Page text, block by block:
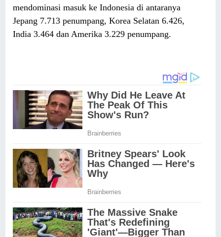
mendominasi masuk ke Indonesia di antaranya
Jepang 7.713 penumpang, Korea Selatan 6.426,
India 3.464 dan Amerika 3.229 penumpang.